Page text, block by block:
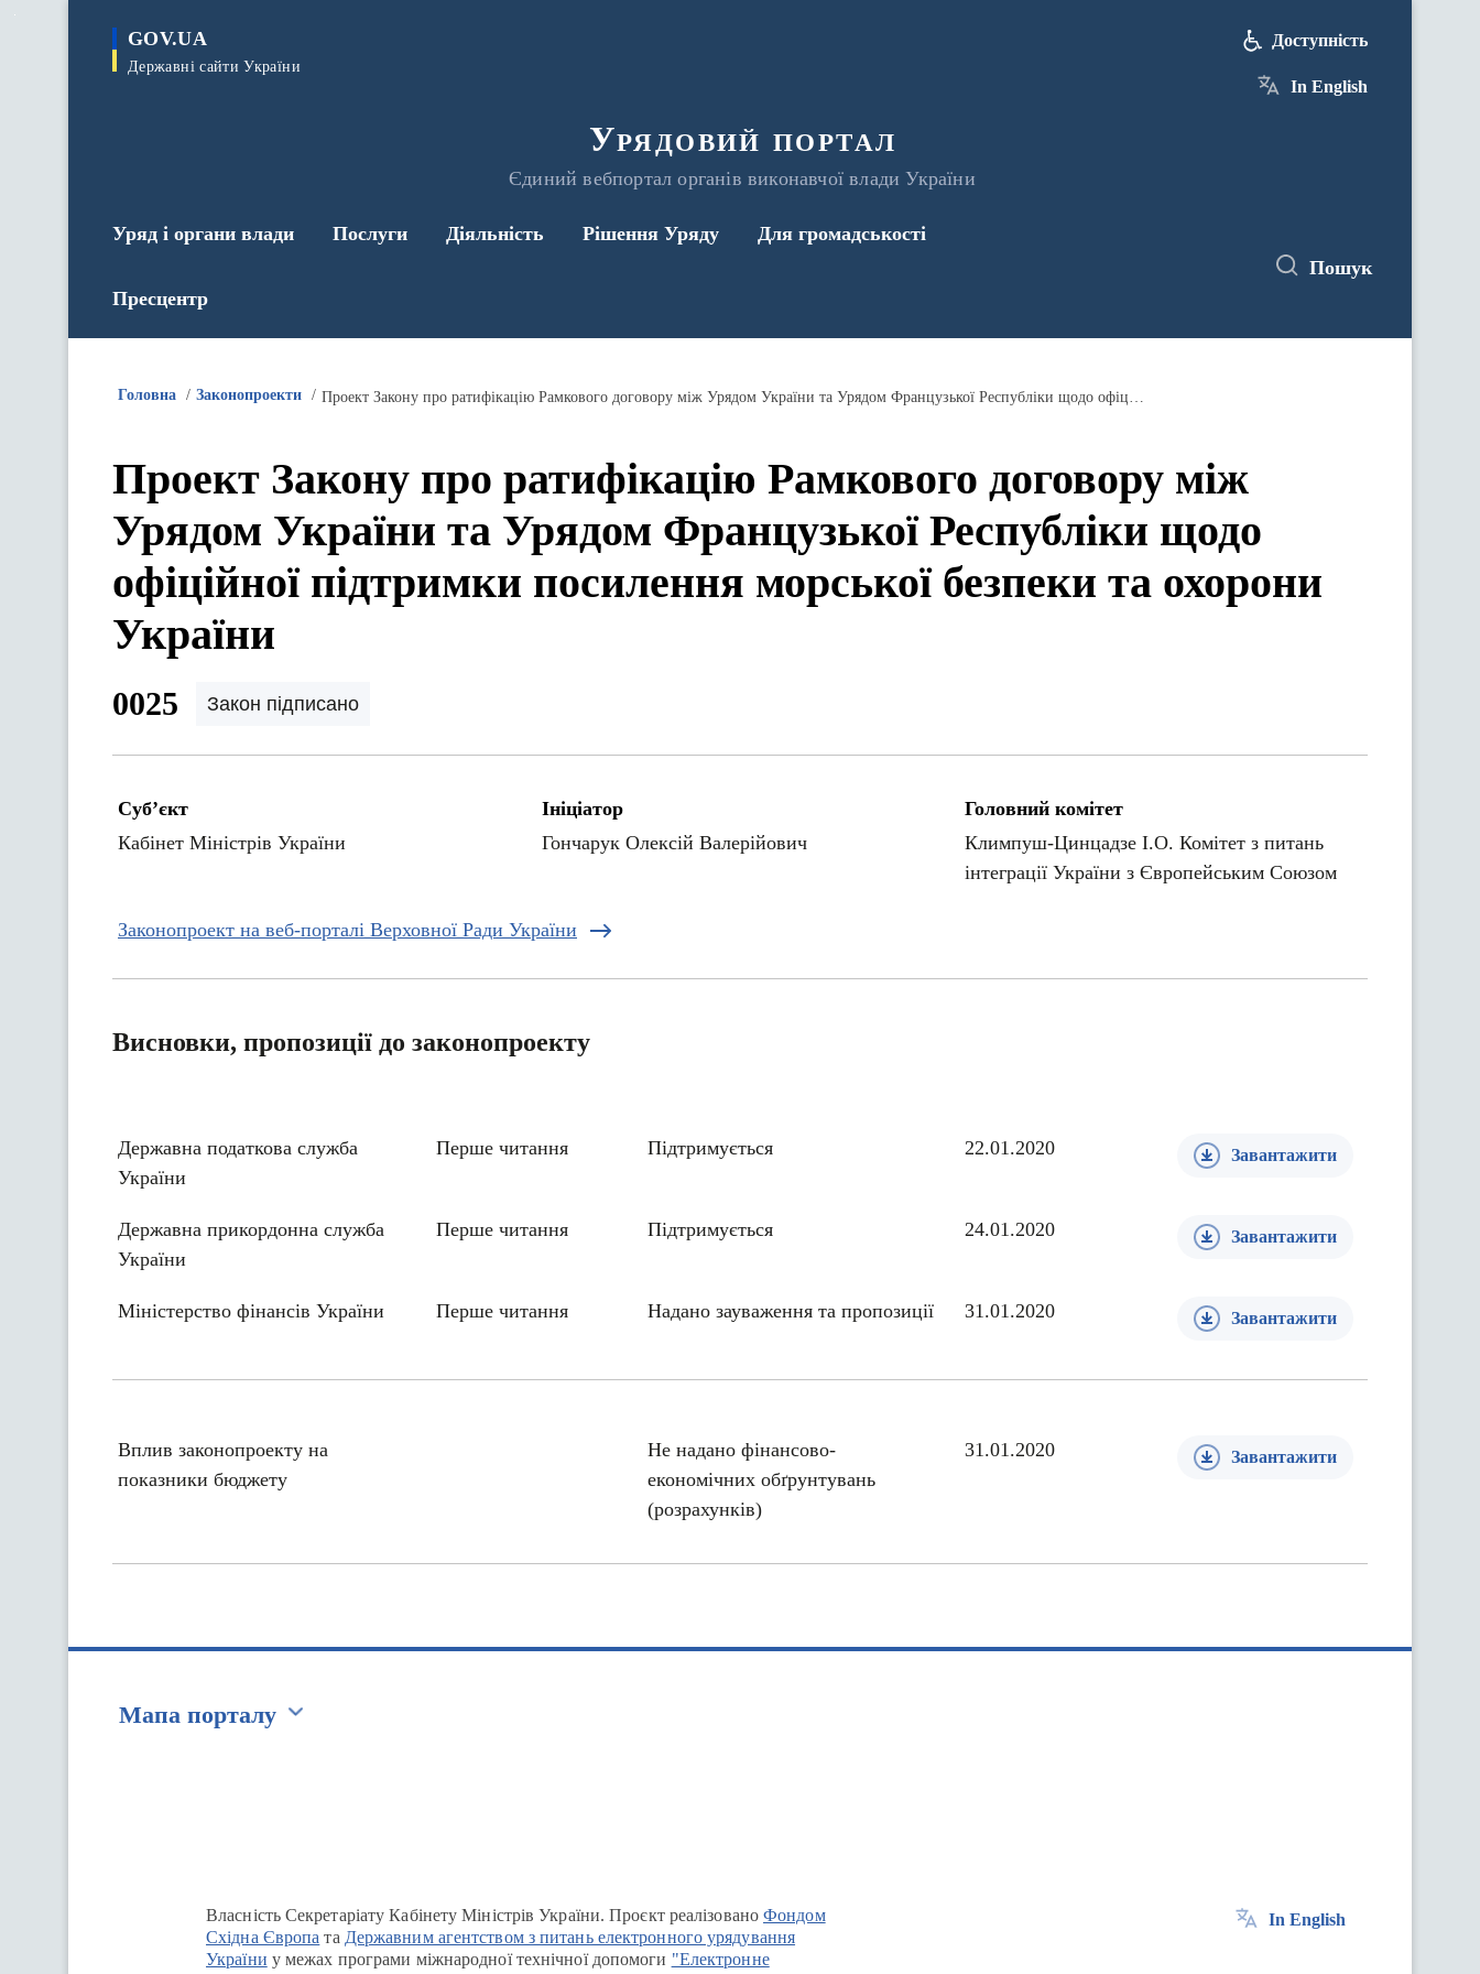
GOV.UA
Державні сайти України
Урядовий портал
Єдиний вебпортал органів виконавчої влади України
Доступність
In English
Уряд і органи влади Послуги Діяльність Рішення Уряду Для громадськості
Пресцентр
Пошук
Головна Законопроекти Проект Закону про ратифікацію Рамкового договору між Урядом України та Урядом Французької Республіки щодо офіційної підтримки посилення морської безпеки та охорони України
Проект Закону про ратифікацію Рамкового договору між
Урядом України та Урядом Французької Республіки щодо
офіційної підтримки посилення морської безпеки та охорони
України
0025 Закон підписано
Суб’єкт
Кабінет Міністрів України
Ініціатор
Гончарук Олексій Валерійович
Головний комітет
Климпуш-Цинцадзе І.О. Комітет з питань
інтеграції України з Європейським Союзом
Законопроект на веб-порталі Верховної Ради України
Висновки, пропозиції до законопроекту
Державна податкова служба
України
Перше читання Підтримується 22.01.2020 Завантажити
Державна прикордонна служба
України
Перше читання Підтримується 24.01.2020 Завантажити
Міністерство фінансів України Перше читання Надано зауваження та пропозиції 31.01.2020 Завантажити
Вплив законопроекту на
показники бюджету
Не надано фінансово-
економічних обґрунтувань
(розрахунків)
31.01.2020 Завантажити
Мапа порталу
Власність Секретаріату Кабінету Міністрів України. Проєкт реалізованоФондом
Східна Європа та Державним агентством з питань електронного урядування
України у межах програми міжнародної технічної допомоги "Електронне
In English